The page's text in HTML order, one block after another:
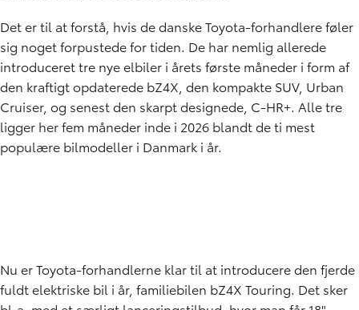
Det er til at forstå, hvis de danske Toyota-forhandlere føler
sig noget forpustede for tiden. De har nemlig allerede
introduceret tre nye elbiler i årets første måneder i form af
den kraftigt opdaterede bZ4X, den kompakte SUV, Urban
Cruiser, og senest den skarpt designede, C-HR+. Alle tre
ligger her fem måneder inde i 2026 blandt de ti mest
populære bilmodeller i Danmark i år.
Nu er Toyota-forhandlerne klar til at introducere den fjerde
fuldt elektriske bil i år, familiebilen bZ4X Touring. Det sker